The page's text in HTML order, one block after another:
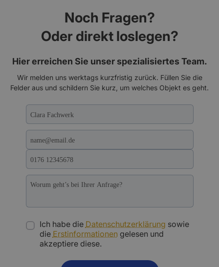
Noch Fragen?
Oder direkt loslegen?
Hier erreichen Sie unser spezialisiertes Team.
Wir melden uns werktags kurzfristig zurück. Füllen Sie die
Felder aus und schildern Sie kurz, um welches Objekt es geht.
Ich habe die Datenschutzerklärung sowie
die Erstinformationen gelesen und
akzeptiere diese.